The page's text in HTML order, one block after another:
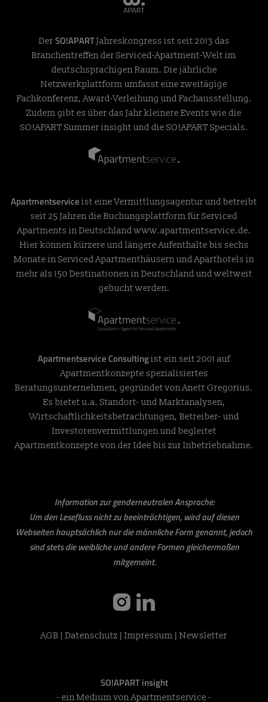
Der SO!APARTJahreskongress ist seit 2013 das
Branchentreffen der Serviced-Apartment-Welt im
deutschsprachigen Raum. Die jährliche
Netzwerkplattform umfasst eine zweitägige
Fachkonferenz, Award-Verleihung und Fachausstellung.
Zudem gibt es über das Jahr kleinere Events wie die
SO!APART Summer insight und die SO!APART Specials.
Apartmentservice ist eine Vermittlungsagentur und betreibt
seit 25 Jahren die Buchungsplattform für Serviced
Apartments in Deutschlandwww.apartmentservice.de.
Hier können kürzere und längere Aufenthalte bis sechs
Monate in Serviced Apartmenthäusern und Aparthotels in
mehr als 150 Destinationen in Deutschland und weltweit
gebucht werden.
Apartmentservice Consultingist ein seit 2001 auf
Apartmentkonzepte spezialisiertes
Beratungsunternehmen, gegründet von Anett Gregorius.
Es bietet u.a. Standort- und Marktanalysen,
Wirtschaftlichkeitsbetrachtungen, Betreiber- und
Investorenvermittlungen und begleitet
Apartmentkonzepte von der Idee bis zur Inbetriebnahme.
Information zur genderneutralen Ansprache:
Um den Lesefluss nicht zu beeinträchtigen, wird auf diesen
Webseiten hauptsächlich nur die männliche Form genannt, jedoch
sind stets die weibliche und andere Formen gleichermaßen
mitgemeint.
instagram
AGB | Datenschutz | Impressum | Newsletter
SO!APART insight
- ein Medium von Apartmentservice -